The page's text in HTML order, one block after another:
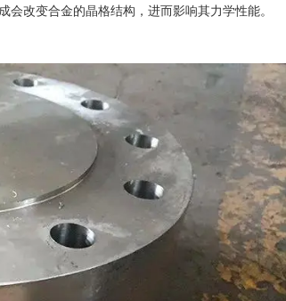
改变合金的晶格结构，进而影响其力学性能。